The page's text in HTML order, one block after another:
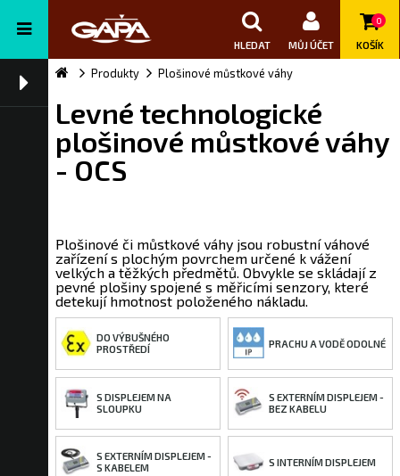
HLEDAT MŮJ ÚČET
0
KOŠÍK
Produkty Plošinové můstkové váhy
Levné technologické
plošinové můstkové váhy
- OCS
Plošinové či můstkové váhy jsou robustní váhové
zařízení s plochým povrchem určené k vážení
velkých a těžkých předmětů. Obvykle se skládají z
pevné plošiny spojené s měřicími senzory, které
detekují hmotnost položeného nákladu.
DO VÝBUŠNÉHO
PROSTŘEDÍ
PRACHU A VODĚ ODOLNÉ
S DISPLEJEM NA
SLOUPKU
S EXTERNÍM DISPLEJEM -
BEZ KABELU
S EXTERNÍM DISPLEJEM -
S KABELEM
S INTERNÍM DISPLEJEM